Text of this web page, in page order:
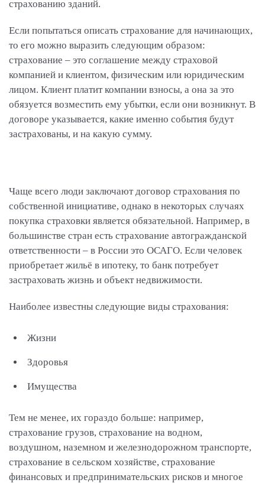
страхованию зданий.
Если попытаться описать страхование для начинающих,
то его можно выразить следующим образом:
страхование – это соглашение между страховой
компанией и клиентом, физическим или юридическим
лицом. Клиент платит компании взносы, а она за это
обязуется возместить ему убытки, если они возникнут. В
договоре указывается, какие именно события будут
застрахованы, и на какую сумму.
Чаще всего люди заключают договор страхования по
собственной инициативе, однако в некоторых случаях
покупка страховки является обязательной. Например, в
большинстве стран есть страхование автогражданской
ответственности – в России это ОСАГО. Если человек
приобретает жильё в ипотеку, то банк потребует
застраховать жизнь и объект недвижимости.
Наиболее известны следующие виды страхования:
Жизни
Здоровья
Имущества
Тем не менее, их гораздо больше: например,
страхование грузов, страхование на водном,
воздушном, наземном и железнодорожном транспорте,
страхование в сельском хозяйстве, страхование
финансовых и предпринимательских рисков и многое